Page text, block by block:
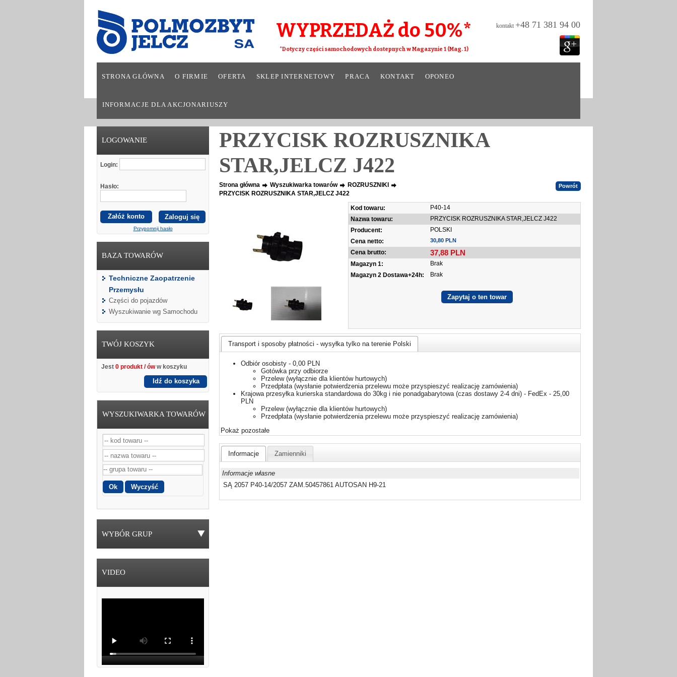
kontakt +48 71 381 94 00
WYPRZEDAŻ do 50%*
*Dotyczy części samochodowych dostepnych w Magazynie 1 (Mag. 1)
STRONA GŁÓWNA O FIRMIE OFERTA SKLEP INTERNETOWY PRACA KONTAKT OPONEO
INFORMACJE DLA AKCJONARIUSZY
LOGOWANIE
Login:
Hasło:
Załóż konto
Przypomnij hasło
BAZA TOWARÓW
Techniczne Zaopatrzenie
Przemysłu
Części do pojazdów
Wyszukiwanie wg Samochodu
TWÓJ KOSZYK
Jest 0 produkt / óww koszyku
Idź do koszyka
WYSZUKIWARKA TOWARÓW
WYBÓR GRUP
VIDEO
PRZYCISK ROZRUSZNIKA
STAR,JELCZ J422
Strona główna Wyszukiwarka towarów
ROZRUSZNIKI
PRZYCISK ROZRUSZNIKA STAR,JELCZ J422
Kod towaru:
P40-14
Nazwa towaru:
PRZYCISK ROZRUSZNIKA STAR,JELCZ J422
Producent:
POLSKI
Cena netto:
30,80 PLN
Cena brutto: 37,88 PLN
Magazyn 1:
Brak
Magazyn 2 Dostawa+24h:
Brak
Transport i sposoby płatności - wysyłka tylko na terenie Polski
Odbiór osobisty - 0,00 PLN
Gotówka przy odbiorze
Przelew (wyłącznie dla klientów hurtowych)
Przedpłata (wysłanie potwierdzenia przelewu może przyspieszyć realizację zamówienia)
Krajowa przesyłka kurierska standardowa do 30kg i nie ponadgabarytowa (czas dostawy 2-4 dni) - FedEx - 25,00
PLN
Przelew (wyłącznie dla klientów hurtowych)
Przedpłata (wysłanie potwierdzenia przelewu może przyspieszyć realizację zamówienia)
Pokaż pozostałe
Informacje Zamienniki
Informacje własne
SĄ 2057 P40-14/2057 ZAM.50457861 AUTOSAN H9-21